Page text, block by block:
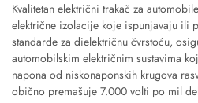
Kvalitetan električni trakač za
električne izolacije koje ispunjavaju ili
standarde za dielektričnu čvrstoću,
automobilskim električnim sustavima
napona od niskonaponskih krugova
obično premašuje 7.000 volti po mil